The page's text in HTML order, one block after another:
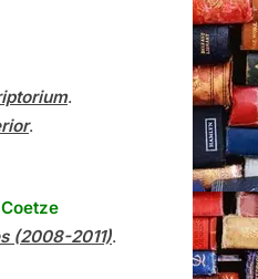
.
.
(2008-2011).